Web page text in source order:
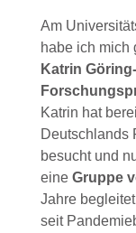
Am
habe ich mich
Katrin
Katrin hat
Deutschlands
besucht und
eine Gruppe
Jahre
seit